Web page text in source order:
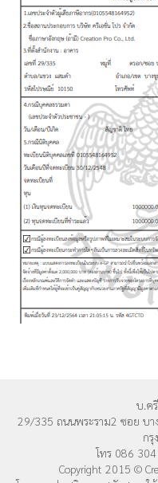
บ.ค
29/335 ถนนพระราม2 ซอย บา
กรุ
โทร 086
Copyright 2015 ©